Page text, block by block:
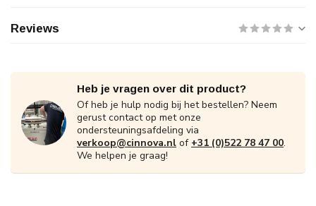
Reviews
Heb je vragen over dit product?
Of heb je hulp nodig bij het bestellen? Neem
gerust contact op met onze
ondersteuningsafdeling via
verkoop@cinnova.nl of +31 (0)522 78 47 00.
We helpen je graag!